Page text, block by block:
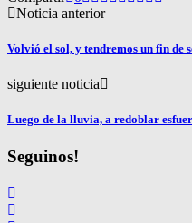
Noticia anterior
Volvió el sol, y tendremos un fin de
siguiente noticia
Luego de la lluvia, a redoblar
Seguinos!